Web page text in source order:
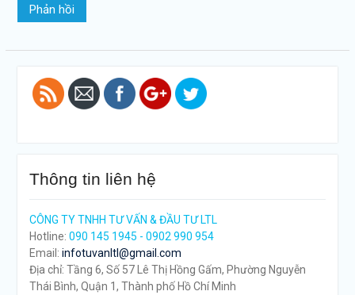
doanh">
Thông tin liên hệ
CÔNG TY TNHH TƯ VẤN & ĐẦU TƯ LTL
Hotline: 090 145 1945 - 0902 990 954
Email: infotuvanltl@gmail.com
Địa chỉ: Tầng 6, Số 57 Lê Thị Hồng Gấm, Phường Nguyễn
Thái Bình, Quận 1, Thành phố Hồ Chí Minh